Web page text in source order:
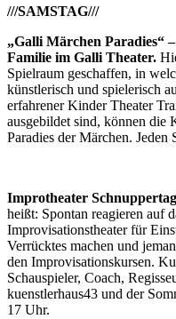
///SAMSTAG///
„Galli Märchen Paradies“
Familie im Galli Theater.
Spielraum geschaffen, in
künstlerisch und spielerisch
erfahrener Kinder Theater
ausgebildet sind, können die
Paradies der Märchen. Jeden
Improtheater
heißt: Spontan reagieren auf
Improvisationstheater für
Verrücktes machen und
den Improvisationskursen.
Schauspieler, Coach,
kuenstlerhaus43 und der
17 Uhr.